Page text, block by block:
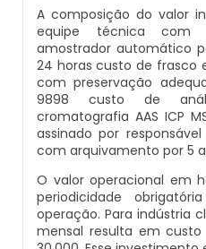
Laudo De Análise De
Onde Fazer Análise De
Quanto Custa Para
Quanto Custa Uma
Poço
Sistema De
Reversa
Tratamento De Água
Industriais
Tratamento De Água
Tratamento De Água
Desmineralizador De
Distribuidor De
Fabricante De Resina
Fabricantes De
Filtro De Água
A composição do valor
equipe técnica com
amostrador automático
24 horas custo de frasco
com preservação
9898 custo de
cromatografia AAS ICP
assinado por
com arquivamento por 5
O valor operacional em
periodicidade
operação. Para indústria
mensal resulta em custo